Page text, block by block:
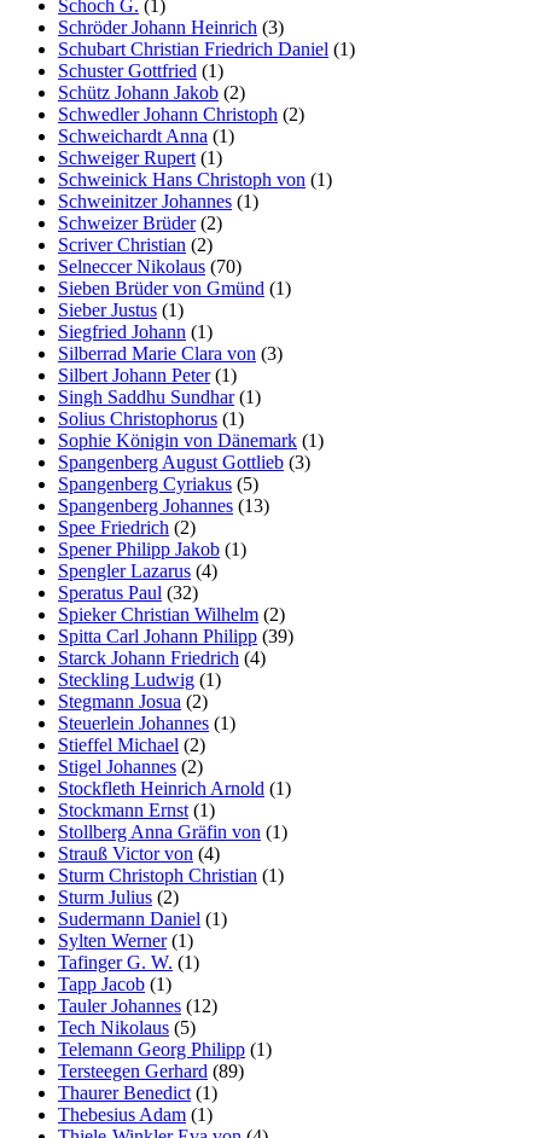
Schoch G. (1)
Schröder Johann Heinrich (3)
Schubart Christian Friedrich Daniel (1)
Schuster Gottfried (1)
Schütz Johann Jakob (2)
Schwedler Johann Christoph (2)
Schweichardt Anna (1)
Schweiger Rupert(1)
Schweinick Hans Christoph von (1)
Schweinitzer Johannes (1)
Schweizer Brüder(2)
Scriver Christian (2)
Selneccer Nikolaus (70)
Sieben Brüder von Gmünd (1)
Sieber Justus (1)
Siegfried Johann (1)
Silberrad Marie Clara von (3)
Silbert Johann Peter(1)
Singh Saddhu Sundhar(1)
Solius Christophorus (1)
Sophie Königin von Dänemark (1)
Spangenberg August Gottlieb (3)
Spangenberg Cyriakus (5)
Spangenberg Johannes (13)
Spee Friedrich (2)
Spener Philipp Jakob (1)
Spengler Lazarus (4)
Speratus Paul (32)
Spieker Christian Wilhelm (2)
Spitta Carl Johann Philipp (39)
Starck Johann Friedrich (4)
Steckling Ludwig (1)
Stegmann Josua (2)
Steuerlein Johannes (1)
Stieffel Michael (2)
Stigel Johannes (2)
Stockfleth Heinrich Arnold (1)
Stockmann Ernst(1)
Stollberg Anna Gräfin von (1)
Strauß Victor von (4)
Sturm Christoph Christian (1)
Sturm Julius (2)
Sudermann Daniel (1)
Sylten Werner(1)
Tafinger G. W. (1)
Tapp Jacob (1)
Tauler Johannes (12)
Tech Nikolaus (5)
Telemann Georg Philipp (1)
Tersteegen Gerhard (89)
Thaurer Benedict(1)
Thebesius Adam (1)